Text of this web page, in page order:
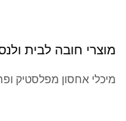
מוצרי חובה לבית
מיכלי אחסון מפלסטיק